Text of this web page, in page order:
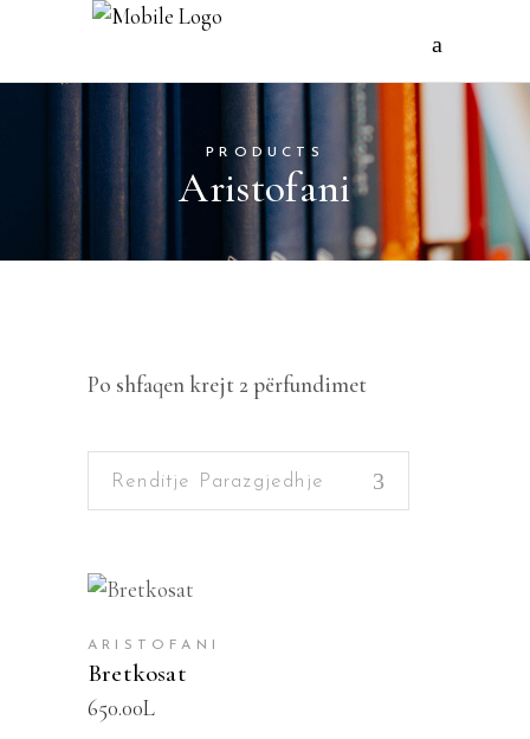
PRODUCTS
Aristofani
Po shfaqen krejt 2 përfundimet
Renditje Parazgjedhje
ARISTOFANI
Bretkosat
650.00L